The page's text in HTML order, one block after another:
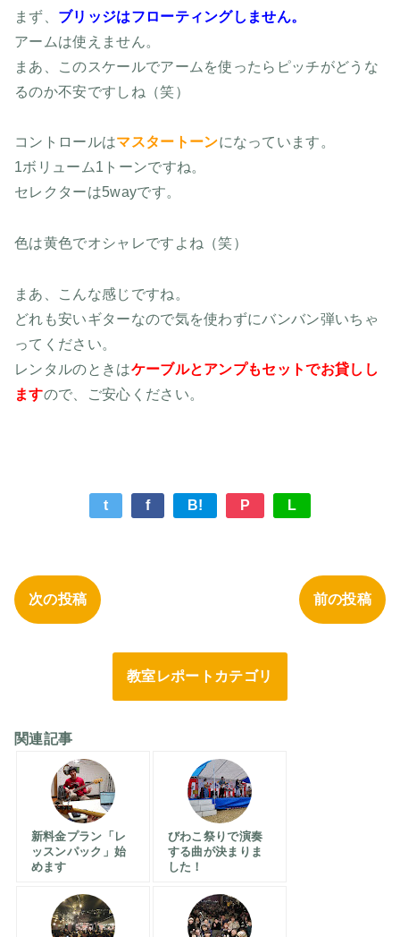
まず、 ブリッジはフローティングしません。
アームは使えません。
まあ、このスケールでアームを使ったらピッチがどうな
るのか不安ですしね（笑）
コントロールはマスタートーンになっています。
1ボリューム1トーンですね。
セレクターは5wayです。
色は黄色でオシャレですよね（笑）
まあ、こんな感じですね。
どれも安いギターなので気を使わずにバンバン弾いちゃ
ってください。
レンタルのときはケーブルとアンプもセットでお貸しし
ますので、ご安心ください。
t f B! P L
次の投稿 前の投稿
教室レポートカテゴリ
関連記事
新料金プラン「レ
ッスンパック」始
めます
びわこ祭りで演奏
する曲が決まりま
した！